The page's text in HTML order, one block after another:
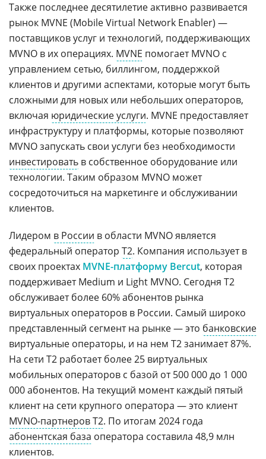
Также последнее десятилетие активно развивается
рынок MVNE (Mobile Virtual Network Enabler) —
поставщиков услуг и технологий, поддерживающих
MVNO в их операциях. MVNE помогает MVNO с
управлением сетью, биллингом, поддержкой
клиентов и другими аспектами, которые могут быть
сложными для новых или небольших операторов,
включая юридические услуги. MVNE предоставляет
инфраструктуру и платформы, которые позволяют
MVNO запускать свои услуги без необходимости
инвестировать в собственное оборудование или
технологии. Таким образом MVNO может
сосредоточиться на маркетинге и обслуживании
клиентов.
Лидером в России в области MVNO является
федеральный оператор Т2. Компания использует в
своих проектах MVNE-платформу Bercut, которая
поддерживает Medium и Light MVNO. Сегодня T2
обслуживает более 60% абонентов рынка
виртуальных операторов в России. Самый широко
представленный сегмент на рынке — это банковские
виртуальные операторы, и на нем Т2 занимает 87%.
На сети Т2 работает более 25 виртуальных
мобильных операторов с базой от 500 000 до 1 000
000 абонентов. На текущий момент каждый пятый
клиент на сети крупного оператора — это клиент
MVNO-партнеров Т2. По итогам 2024 года
абонентская база оператора составила 48,9 млн
клиентов.